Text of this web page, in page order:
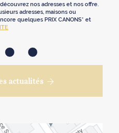
découvrez nos adresses et nos offre.
adresses, maisons ou
quelques PRIX CANONS* et
actualités